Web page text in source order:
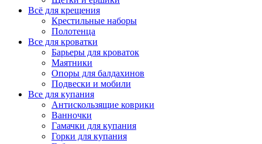
Всё для крещения
Крестильные наборы
Полотенца
Все для кроватки
Барьеры для кроваток
Маятники
Опоры для балдахинов
Подвески и мобили
Все для купания
Антискользящие коврики
Ванночки
Гамачки для купания
Горки для купания